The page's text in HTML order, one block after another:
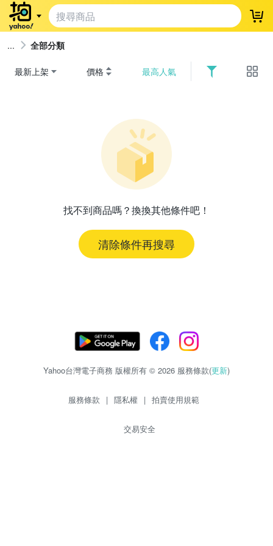
登
全部分類
最新上架 價格 最高人氣
找不到商品嗎？換換其他條件吧！
清除條件再搜尋
Yahoo台灣電子商務 版權所有 © 2026 服務條款(更新)
服務條款 | 隱私權 | 拍賣使用規範
交易安全